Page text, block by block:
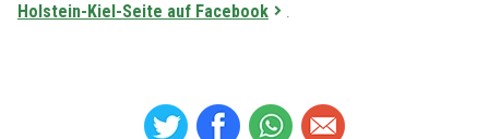
Holstein-Kiel-Seite auf Facebook
.